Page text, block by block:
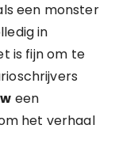
een monster
in
is fijn om te
een
het verhaal